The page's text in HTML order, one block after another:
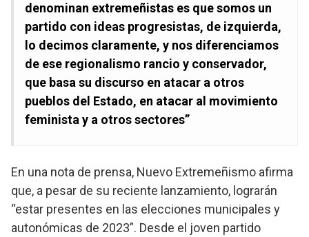
denominan extremeñistas es que somos un
partido con ideas progresistas, de izquierda,
lo decimos claramente, y nos diferenciamos
de ese regionalismo rancio y conservador,
que basa su discurso en atacar a otros
pueblos del Estado, en atacar al movimiento
feminista y a otros sectores”
En una nota de prensa, Nuevo Extremeñismo afirma
que, a pesar de su reciente lanzamiento, lograrán
“estar presentes en las elecciones municipales y
autonómicas de 2023”. Desde el joven partido